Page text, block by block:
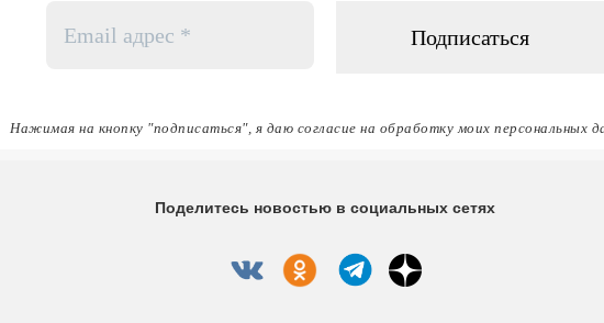
адрес
Нажимая на кнопку "подписаться", я даю согласие на обработку моих персональных
Поделитесь новостью в социальных сетях